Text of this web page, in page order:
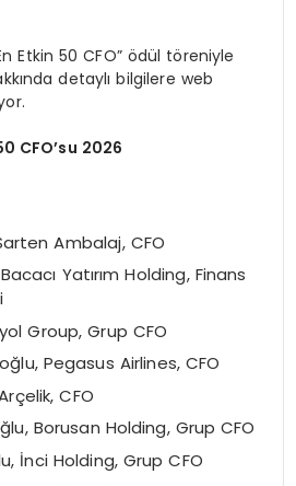
Etkin 50 CFO” ödül töreniyle
detaylı bilgilere web
CFO’su 2026
Ambalaj, CFO
Yatırım Holding, Finans
Group, Grup CFO
Pegasus Airlines, CFO
CFO
Borusan Holding, Grup CFO
İnci Holding, Grup CFO